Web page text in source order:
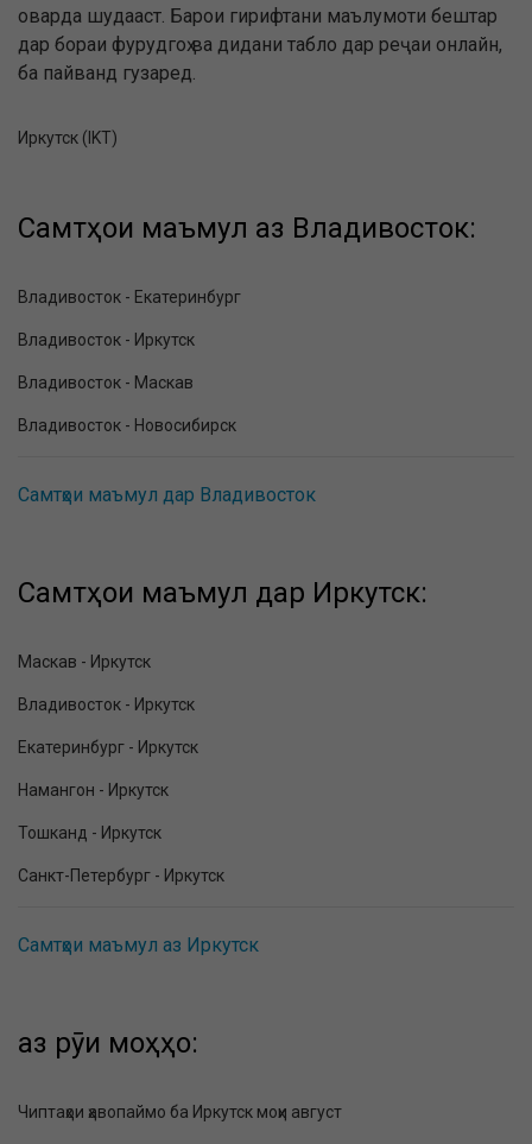
оварда шудааст. Барои гирифтани маълумоти бештар
дар бораи фурудгоҳ ва дидани табло дар реҷаи онлайн,
ба пайванд гузаред.
Иркутск (IKT)
Самтҳои маъмул аз Владивосток:
Владивосток - Екатеринбург
Владивосток - Иркутск
Владивосток - Маскав
Владивосток - Новосибирск
Самтҳои маъмул дар Владивосток
Самтҳои маъмул дар Иркутск:
Маскав - Иркутск
Владивосток - Иркутск
Екатеринбург - Иркутск
Намангон - Иркутск
Тошканд - Иркутск
Санкт-Петербург - Иркутск
Самтҳои маъмул аз Иркутск
аз рӯи моҳҳо:
Чиптаҳои ҳавопаймо ба Иркутск моҳи август